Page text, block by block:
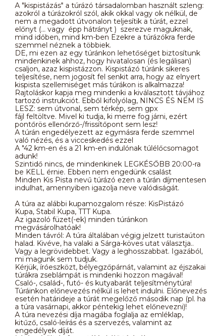
A "kispistázás" a túrázó társadalomban használt szleng:
azokról a túrázokról szól, akik okkal vagy ok nélkül, de
nem a megadott útvonalon teljesítik a túrát, ezzel
előnyt (... vagy épp hátrányt ) szerezve maguknak,
mind időben, mind km-ben Ezekre a túrázókra ferde
szemmel néznek a többiek.
DE, mi ezen az egy túránkon lehetőséget biztosítunk
mindenkinek ahhoz, hogy hivatalosan (és legálisan)
csaljon, azaz kispistázzon. Kispistázó túránk sikeres
teljesítése, nem jogosít fel senkit arra, hogy az elnyert
kispista szellemiséget más túrákon is alkalmazza!
Rajtoláskor kapja meg mindenki a kiválasztott távjához
tartozó instrukciót. Ebből kifolyólag, NINCS ÉS NEM IS
LESZ: sem útvonal, sem térkép, sem gpx
fájl feltöltve. Mivel ki tudja, ki merre fog járni, ezért
pontőrös ellenőrző-/frissítőpont sem lesz!
A túrán engedélyezett az egymásra ferde szemmel
való nézés, és a vicceskedés ezzel
A "42 km-en és a 21 km-en indulónak túlélőcsomagot
adunk!
Szintidő nincs, de mindenkinek LEGKÉSŐBB 20:00-ra
be KELL érnie. Ebben nem engedünk csalást
Minden Kis Pista nevű túrázó ezen a túrán díjmentesen
indulhat, amennyiben igazolja neve valódiságát.
A túra az alábbi kupamozgalom része: KisPistázó
Kupa, Stabil Kupa, TTT Kupa.
Az igazoló füzet(-ek) minden túránkon
megvásárolhatóak!
Minden távról: A túra általában végig jelzett turistaúton
halad. Kivéve, ha valaki a Sárga-köves utat választja..
Vagy a legrövidebbet. Vagy a leghosszabbat. Igazából,
mi magunk sem tudjuk.
Kérjük, íróeszközt, bélyegzőpárnát, valamint az éjszakai
túrákra zseblámpát is mindenki hozzon magával!
Csaló-, család-, futó- és kutyabarát teljesítménytúra!
Túráinkon előnevezés nélkül is lehet indulni. Előnevezés
esetén határideje a túrát megelőző második nap (pl. ha
a túra vasárnapi, akkor péntekig lehet előnevezni)!
A túra nevezési díja magába foglalja az emléklap,
kitűző, csaló-leírás és a szervezés, valamint az
engedélyek díját.